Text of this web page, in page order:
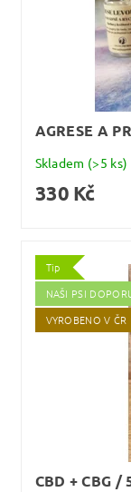
AGRESE A
Skladem (>5 ks)
330 Kč
Tip
NAŠI PSI
VYROBENO V ČR
CBD + CBG